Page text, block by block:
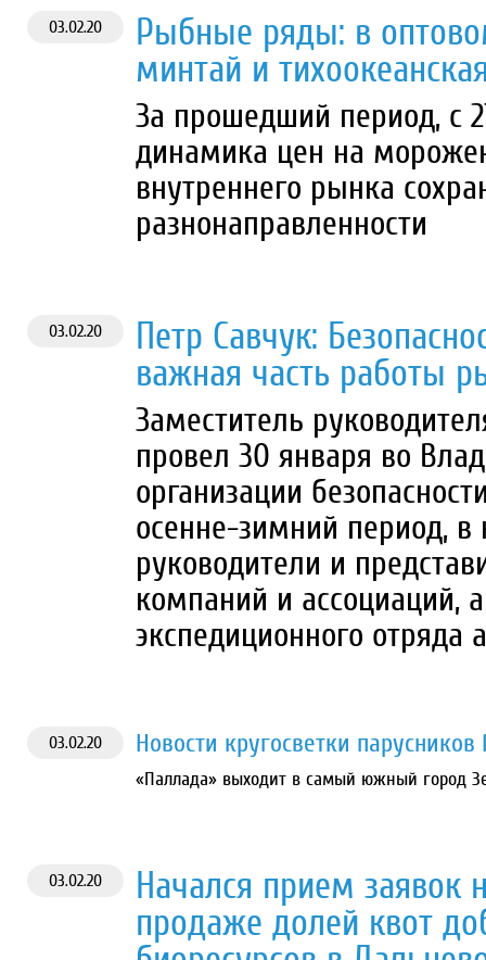
03.02.20
Рыбные ряды: в
минтай и
За прошедший период, с
динамика цен на
внутреннего рынка
разнонаправленности
03.02.20
Петр Савчук:
важная часть работы
Заместитель
провел 30 января во
организации
осенне-зимний период, в
руководители и
компаний и ассоциаций,
экспедиционного отряда
03.02.20 Новости кругосветки
«Паллада» выходит в самый южный город
03.02.20
Начался прием заявок
продаже долей квот